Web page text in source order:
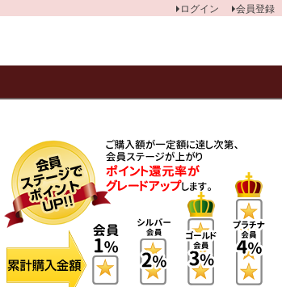
ログイン 会員登録